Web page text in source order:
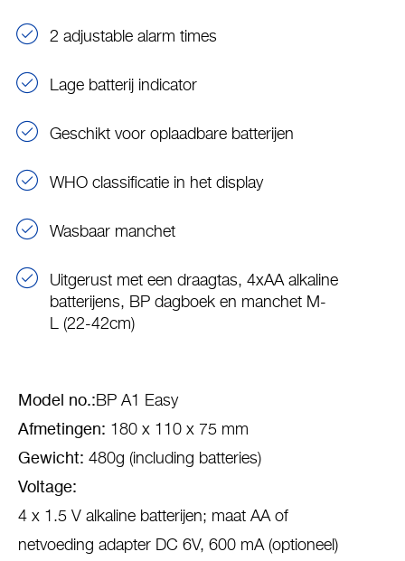
2 adjustable alarm times
Lage batterij indicator
Geschikt voor oplaadbare batterijen
WHO classificatie in het display
Wasbaar manchet
Uitgerust met een draagtas, 4xAA alkaline
batterijens, BP dagboek en manchet M-
L (22-42cm)
Model no.:BP A1 Easy
Afmetingen: 180 x 110 x 75 mm
Gewicht: 480g (including batteries)
Voltage:
4 x 1.5 V alkaline batterijen; maat AA of
netvoeding adapter DC 6V, 600 mA (optioneel)